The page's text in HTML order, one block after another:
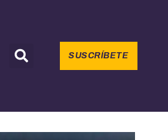
SUSCRÍBETE